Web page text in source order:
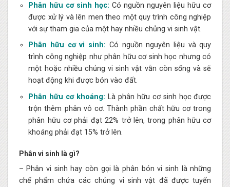
Phân hữu cơ sinh học: Có nguồn nguyên liệu hữu cơ
được xử lý và lên men theo một quy trình công nghiệp
với sự tham gia của một hay nhiều chủng vi sinh vật.
Phân hữu cơ vi sinh: Có nguồn nguyên liệu và quy
trình công nghiệp như phân hữu cơ sinh học nhưng có
một hoặc nhiều chủng vi sinh vật vẫn còn sống và sẽ
hoạt động khi được bón vào đất.
Phân hữu cơ khoáng: Là phân hữu cơ sinh học được
trộn thêm phân vô cơ. Thành phần chất hữu cơ trong
phân hữu cơ phải đạt 22% trở lên, trong phân hữu cơ
khoáng phải đạt 15% trở lên.
Phân vi sinh là gì?
– Phân vi sinh hay còn gọi là phân bón vi sinh là những
chế phẩm chứa các chủng vi sinh vật đã được tuyển